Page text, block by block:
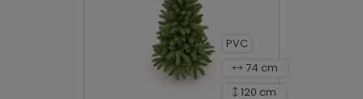
120 cm
74 cm
PVC